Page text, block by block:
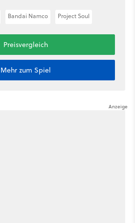
Bandai Namco Project Soul
Preisvergleich
Mehr zum Spiel